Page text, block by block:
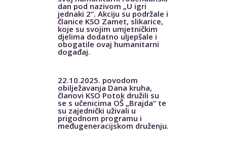
dan pod nazivom „U igri
jednaki 2“. Akciju su podržale i
članice KSO Zamet, slikarice,
koje su svojim umjetničkim
djelima dodatno uljepšale i
obogatile ovaj humanitarni
događaj.
22.10.2025. povodom
obilježavanja Dana kruha,
članovi KSO Potok družili su
se s učenicima OŠ „Brajda“ te
su zajednički uživali u
prigodnom programu i
međugeneracijskom druženju.